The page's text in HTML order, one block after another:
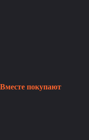
Вместе покупают